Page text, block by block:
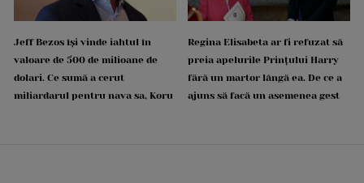
Jeff Bezos își vinde iahtul în
valoare de 500 de milioane de
dolari. Ce sumă a cerut
miliardarul pentru nava sa, Koru
Regina Elisabeta ar fi refuzat să
preia apelurile Prințului Harry
fără un martor lângă ea. De ce a
ajuns să facă un asemenea gest